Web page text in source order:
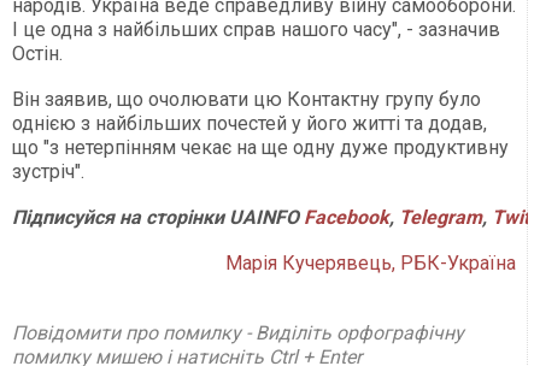
народів. Україна веде справедливу війну самооборони.
І це одна з найбільших справ нашого часу", - зазначив
Остін.
Він заявив, що очолювати цю Контактну групу було
однією з найбільших почестей у його житті та додав,
що "з нетерпінням чекає на ще одну дуже продуктивну
зустріч".
ПідписуйсянасторінкиUAINFO Facebook, Telegram,
Марія Кучерявець, РБК-Україна
Повідомити про помилку - Виділіть орфографічну
помилку мишею і натисніть Ctrl + Enter